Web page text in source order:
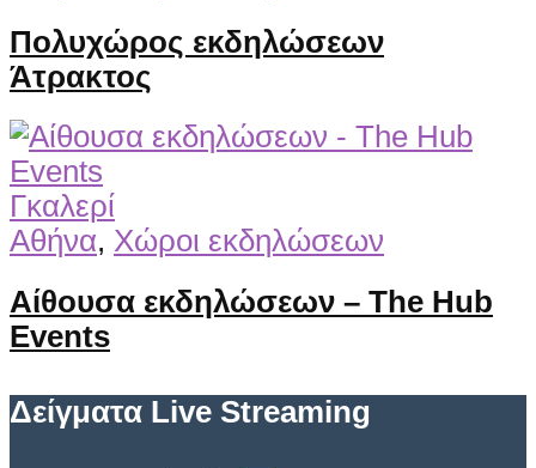
Πολυχώρος εκδηλώσεων
Άτρακτος
Γκαλερί
Αθήνα, Χώροι εκδηλώσεων
Αίθουσα εκδηλώσεων – The Hub
Events
Δείγματα Live Streaming